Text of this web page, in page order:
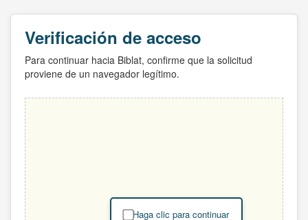
Verificación de acceso
Para continuar hacia Biblat, confirme que la solicitud
proviene de un navegador legítimo.
Haga clic para continuar